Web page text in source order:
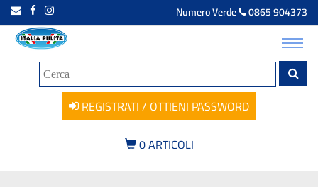
Numero Verde 0865 904373
REGISTRATI / OTTIENI PASSWORD
0ARTICOLI